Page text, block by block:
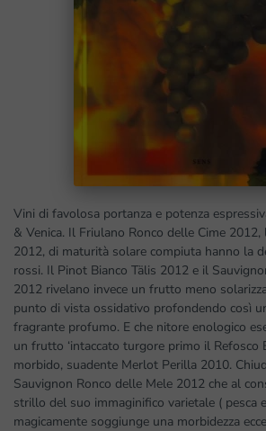
Vini di favolosa portanza e potenza
& Venica. Il Friulano Ronco delle Cime 2012,
2012, di maturità solare compiuta hanno la
rossi. Il Pinot Bianco Tälis 2012 e il
2012 rivelano invece un frutto meno
punto di vista ossidativo profondendo così
fragrante profumo. E che nitore enologico
un frutto ‘intaccato turgore primo il Refosco
morbido, suadente Merlot Perilla 2010.
Sauvignon Ronco delle Mele 2012 che al
strillo del suo immaginifico varietale ( pesca
magicamente soggiunge una morbidezza